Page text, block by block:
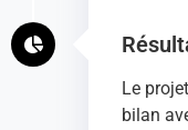
Le
bilan